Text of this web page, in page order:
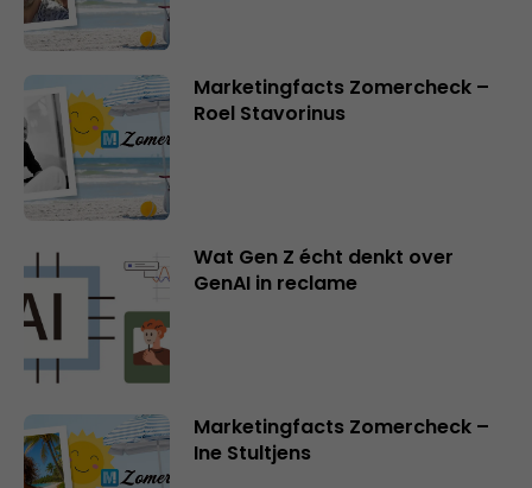
Marketingfacts Zomercheck –
Roel Stavorinus
Wat Gen Z écht denkt over
GenAI in reclame
Marketingfacts Zomercheck –
Ine Stultjens